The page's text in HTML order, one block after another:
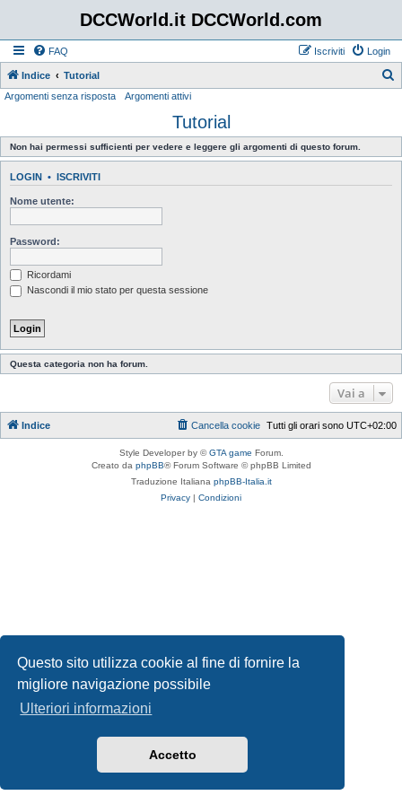
Questo sito utilizza cookie al fine di fornire la
migliore navigazione possibile
Ulteriori informazioni
Accetto
DCCWorld.it DCCWorld.com
FAQ Login
Iscriviti
Indice Tutorial
c
a
Argomenti senza risposta Argomenti attivi
Tutorial
Non hai permessi sufficienti per vedere e leggere gli argomenti di questo forum.
LOGIN • ISCRIVITI
Nome utente:
Password:
Ricordami
Nascondi il mio stato per questa sessione
Questa categoria non ha forum.
Vai a
Indice Tutti gli orari sono UTC+02:00
Cancella cookie
Style Developer by ©GTA game Forum.
Creato da phpBB® Forum Software © phpBB Limited
Traduzione Italiana phpBB-Italia.it
Privacy | Condizioni